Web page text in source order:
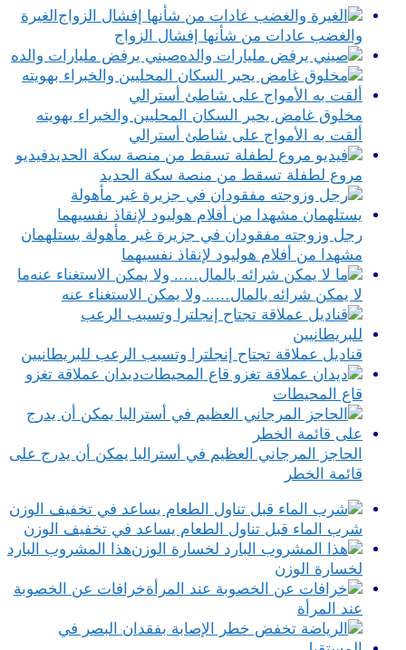
الغيرة
والغضب عادات من شأنها إفشال الزواج
صيني يرفض مليارات والده
مخلوق غامض يحير السكان المحليين والخبراء بهويته
ألقت به الأمواج على شاطئ أسترالي
فيديو
مروع لطفلة تسقط من منصة سكة الحديد
رجل وزوجته مفقودان في جزيرة غير مأهولة يستلهمان
مشهدا من أفلام هوليود لإنقاذ نفسيهما
ما
لا يمكن شرائه بالمال….. ولا يمكن الاستغناء عنه
قناديل عملاقة تجتاح إنجلترا وتسبب الرعب للبريطانيين
ديدان عملاقة تغزو
قاع المحيطات
الحاجز المرجاني العظيم في أستراليا يمكن أن يدرج على
قائمة الخطر
شرب الماء قبل تناول الطعام يساعد في تخفيف الوزن
هذا المشروب البارد
لخسارة الوزن
خرافات عن الخصوبة
عند المرأة